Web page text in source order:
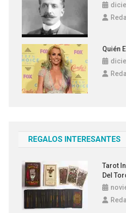
Quién
REGALOS INTERESANTES
Tarot
Del